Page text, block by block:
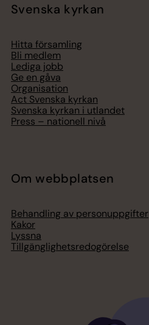
Svenska kyrkan
Hitta församling
Bli medlem
Lediga jobb
Ge en gåva
Organisation
Act Svenska kyrkan
Svenska kyrkan i utlandet
Press – nationell nivå
Om webbplatsen
Behandling av personuppgifter
Kakor
Lyssna
Tillgänglighetsredogörelse